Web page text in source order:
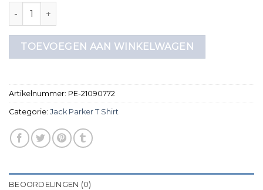
jack parker t shirt aantal
TOEVOEGEN AAN WINKELWAGEN
Artikelnummer: PE-21090772
Categorie: Jack Parker T Shirt
BEOORDELINGEN (0)